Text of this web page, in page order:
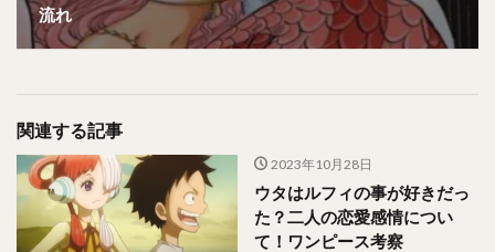
流れ
関連する記事
2023年10月28日
ウタはルフィの事が好きだっ
た？二人の恋愛感情につい
て！ワンピース考察